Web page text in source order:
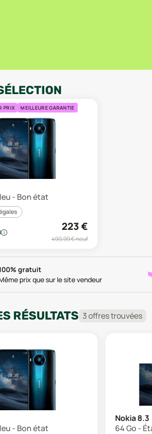
PRIX MEILLEURE GARANTIE
- Bon état
223€
499,99€ neuf
gratuit
prix que sur le site vendeur
RÉSULTATS 3offrestrouvées
- Bon état
Nokia 8.3
64 Go -